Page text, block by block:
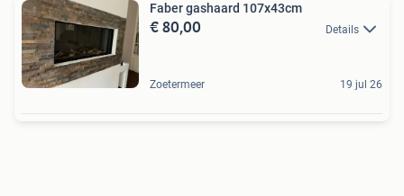
Faber gashaard 107x43cm
€ 80,00 Details
Zoetermeer 19 jul 26